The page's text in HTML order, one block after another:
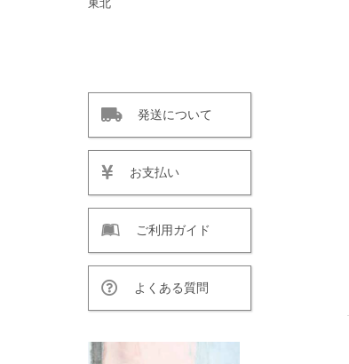
東北
発送について
お支払い
ご利用ガイド
よくある質問